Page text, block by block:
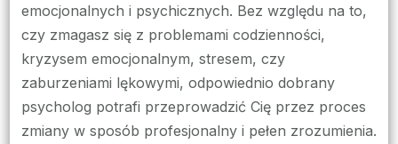
emocjonalnych i psychicznych. Bez względu na to,
czy zmagasz się z problemami codzienności,
kryzysem emocjonalnym, stresem, czy
zaburzeniami lękowymi, odpowiednio dobrany
psycholog potrafi przeprowadzić Cię przez proces
zmiany w sposób profesjonalny i pełen zrozumienia.